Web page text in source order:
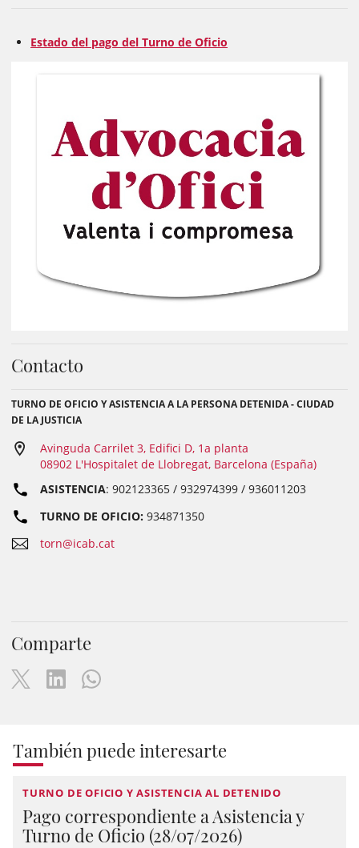
Estado del pago del Turno de Oficio
Contacto
TURNO DE OFICIO Y ASISTENCIA A LA PERSONA DETENIDA - CIUDAD
DE LA JUSTICIA
Avinguda Carrilet 3, Edifici D, 1a planta
08902 L'Hospitalet de Llobregat, Barcelona (España)
ASISTENCIA: 902123365 / 932974399 / 936011203
TURNO DE OFICIO: 934871350
torn@icab.cat
Comparte
También puede interesarte
TURNO DE OFICIO Y ASISTENCIA AL DETENIDO
Pago correspondiente a Asistencia y
Turno de Oficio (28/07/2026)